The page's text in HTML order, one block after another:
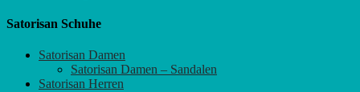
Satorisan Schuhe
Satorisan Damen
Satorisan Damen – Sandalen
Satorisan Herren